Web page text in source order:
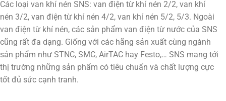
Các loại van khí nén SNS: van điện từ khí nén 2/2, van khí
nén 3/2, van điện từ khí nén 4/2, van khí nén 5/2, 5/3. Ngoài
van điện từ khí nén, các sản phẩm van điện từ nước của SNS
cũng rất đa dạng. Giống với các hãng sản xuất cùng ngành
sản phẩm như STNC, SMC, AirTAC hay Festo,… SNS mang tới
thị trường những sản phẩm có tiêu chuẩn và chất lượng cực
tốt đủ sức cạnh tranh.